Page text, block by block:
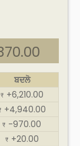
ਬਦਲੋ
₹ +6,210.00
+4,940.00
₹ -970.00
₹ +20.00